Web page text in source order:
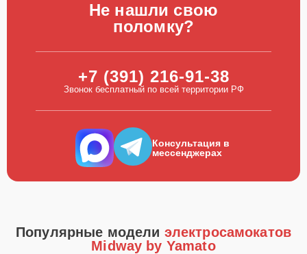
Не нашли свою
поломку?
+7 (391) 216-91-38
Звонок бесплатный по всей территории РФ
Консультация в
мессенджерах
Популярные модели электросамокатов
Midway by Yamato